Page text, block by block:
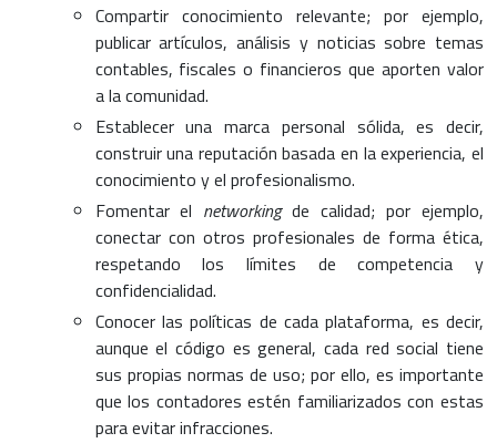
Compartir conocimiento relevante; por ejemplo,
publicar artículos, análisis y noticias sobre temas
contables, fiscales o financieros que aporten valor
a la comunidad.
Establecer una marca personal sólida, es decir,
construir una reputación basada en la experiencia, el
conocimiento y el profesionalismo.
Fomentar el networkingde calidad; por ejemplo,
conectar con otros profesionales de forma ética,
respetando los límites de competencia y
confidencialidad.
Conocer las políticas de cada plataforma, es decir,
aunque el código es general, cada red social tiene
sus propias normas de uso; por ello, es importante
que los contadores estén familiarizados con estas
para evitar infracciones.